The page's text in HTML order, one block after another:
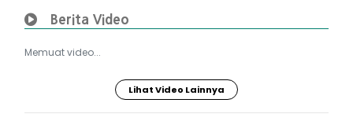
Berita Video
Memuat video...
Lihat Video Lainnya